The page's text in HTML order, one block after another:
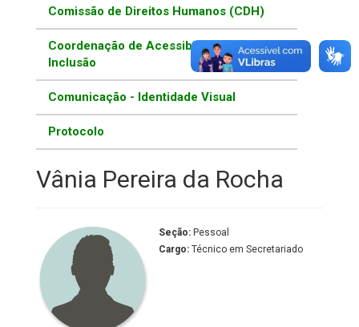
Comissão de Direitos Humanos (CDH)
Coordenação de Acessibilidade e
Inclusão
Comunicação - Identidade Visual
Protocolo
Vânia Pereira da Rocha
Seção: Pessoal
Cargo: Técnico em Secretariado